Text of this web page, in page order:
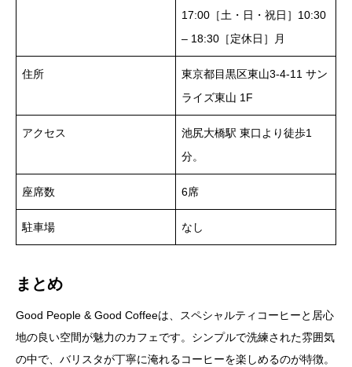
17:00［土・日・祝日］10:30
– 18:30［定休日］月
住所
東京都目黒区東山3-4-11 サン
ライズ東山 1F
アクセス
池尻大橋駅 東口より徒歩1
分。
座席数 6席
駐車場 なし
まとめ
Good People & Good Coffeeは、スペシャルティコーヒーと居心
地の良い空間が魅力のカフェです。シンプルで洗練された雰囲気
の中で、バリスタが丁寧に淹れるコーヒーを楽しめるのが特徴。